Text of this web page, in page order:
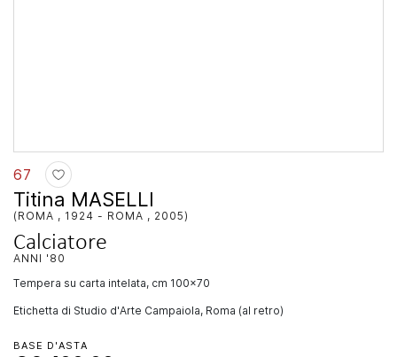
67
Titina MASELLI
(ROMA , 1924 - ROMA , 2005)
Calciatore
ANNI '80
tempera su carta intelata, cm 100x70
Etichetta di Studio d'Arte Campaiola, Roma (al retro)
BASE D'ASTA